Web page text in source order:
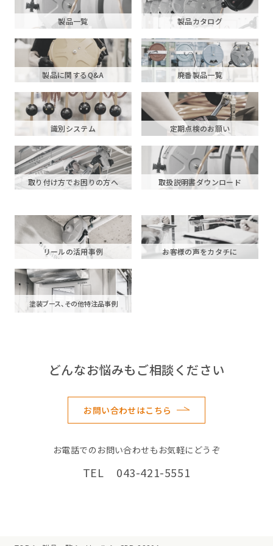
製品一覧 製品カタログ
製品に関するQ&A 廃番製品一覧
識別システム 定期点検のお願い
取り付け方でお困りの方へ 取扱説明書ダウンロード
リールの活用事例 お客様の声をカタチに
塗装ブース、その他特注品事例
どんなお悩みもご相談ください
お問い合わせはこちら
お電話でのお問い合わせもお気軽にどうぞ
TEL 043-421-5551